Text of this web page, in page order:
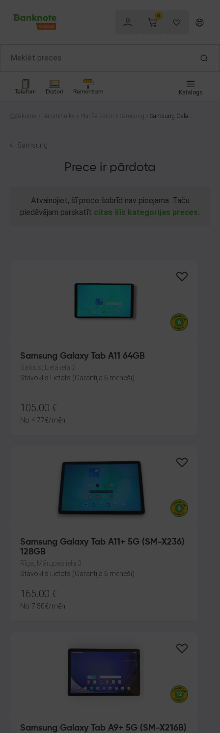
0
Telefoni Datori Remontam Katalogs
Sākums Datortehnika Planšetdatori Samsung
Samsung Galaxy
Samsung
Prece ir pārdota
Atvainojiet, šī prece šobrīd nav pieejama. Taču
piedāvājam parskatīt citas šīs kategorijas preces.
Samsung Galaxy Tab A11 64GB
Saldus, Lielā iela 2
Stāvoklis Lietots (Garantija 6 mēneši)
105.00 €
No 4.77€/mēn.
Samsung Galaxy Tab A11+ 5G (SM-X236)
128GB
Rīga, Mārupes iela 3
Stāvoklis Lietots (Garantija 6 mēneši)
165.00 €
No 7.50€/mēn.
Samsung Galaxy Tab A9+ 5G (SM-X216B)